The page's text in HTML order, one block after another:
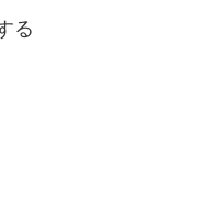
る